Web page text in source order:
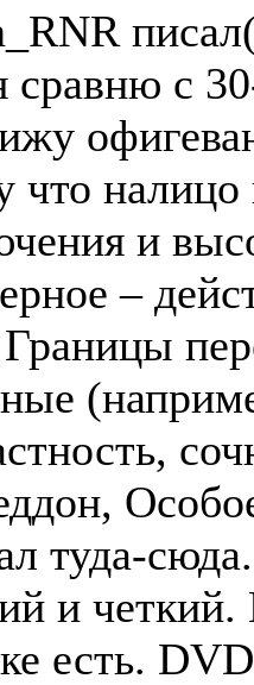
сравню с
что
и
–
туда-
и
есть.